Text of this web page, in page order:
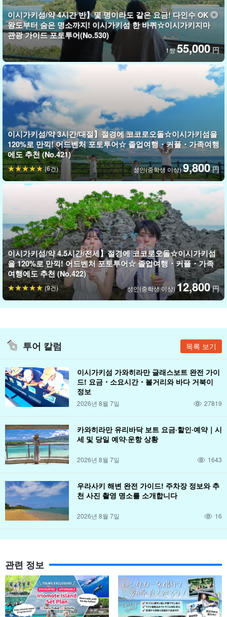
숨은 절경과 숨은 명소로 안내
SNS 인증샷 명소를 둘러보자!
투어에서는 이시가키섬의 알려지지 않은 명소와 현지 가이드만이
알고 있는 숨은 명소를 안내한다.
어디를 찍어도 SNS에 공유하고 싶어지는 사진을 찍을 수 있는 곳임
에 틀림없다!
이 투어에서만 경험할 수 있는 특별한 순간을 즐겨보세요.
이시가키섬/약 4시간 반】몇 명이라도 같은 요금! 다인수 OK ◎
왕도부터 숨은 명소까지! 이시가키섬 한 바퀴☆이시가키지마
관광 가이드 포토투어(No.530)
1쌍55,000 円
이시가키섬/약 3시간/대절】절경에 코코로오돌☆이시가키섬을
120%로 만끽! 어드벤처 포토투어☆ 졸업여행・커플・가족여행
에도 추천 (No.421)
성인(중학생 이상)9,800 円
(6건)
이시가키섬/약 4.5시간/전세】절경에 코코로오돌☆이시가키섬
을 120%로 만끽! 어드벤처 포토투어☆ 졸업여행・커플・가족
여행에도 추천 (No.422)
성인(중학생 이상)12,800 円
(9건)
투어 칼럼 목록 보기
이시가키섬 가와히라만 글래스보트 완전 가이
드! 요금・소요시간・볼거리와 바다 거북이
정보
2026년 8월 7일 27819
카와히라만 유리바닥 보트 요금·할인·예약｜시
세 및 당일 예약·운항 상황
2026년 8월 7일 1643
우라사키 해변 완전 가이드! 주차장 정보와 추
천 사진 촬영 명소를 소개합니다
2026년 8월 7일 16
관련 정보